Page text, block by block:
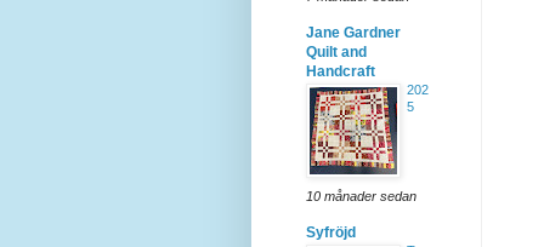
Jane Gardner
Quilt and
Handcraft
202
5
10 månader sedan
Syfröjd